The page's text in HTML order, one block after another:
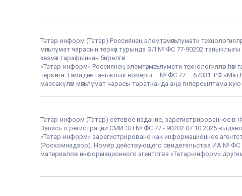
Татар-информ (Татар) Россиянең элемтә, мәгълүмати
мәгълүмат чарасын теркәү турында ЭЛ № ФС 77-90202 таныклыгы
хезмәт тарафыннан бирелгән.
«Татар-информ» Россиянең элемтә, мәгълүмати технологияләр
теркәлгән. Гамәлдәге таныклык номеры – № ФС 77 – 67031. РФ
массакүләм мәгълүмат чарасы таратканда аңа гиперсылтама кую
Татар-информ (Татар) сетевое издание, зарегистрированное
Запись о регистрации СМИ ЭЛ № ФС 77 - 90202 07.10.2025
«Татар-информ» зарегистрировано как информационное
(Роскомнадзор). Номер действующего свидетельства ИА № ФС
материалов информационного агентства «Татар-информ»